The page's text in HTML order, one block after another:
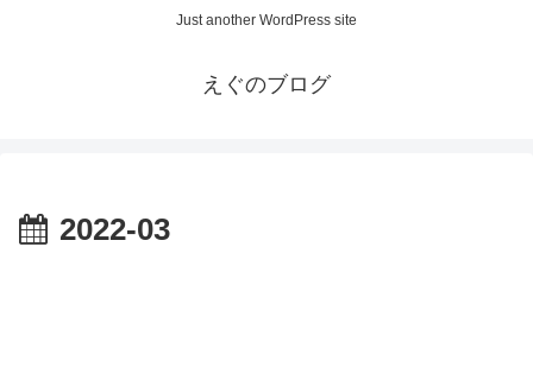
Just another WordPress site
えぐのブログ
2022-03